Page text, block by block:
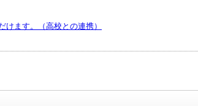
ます。（高校との連携）